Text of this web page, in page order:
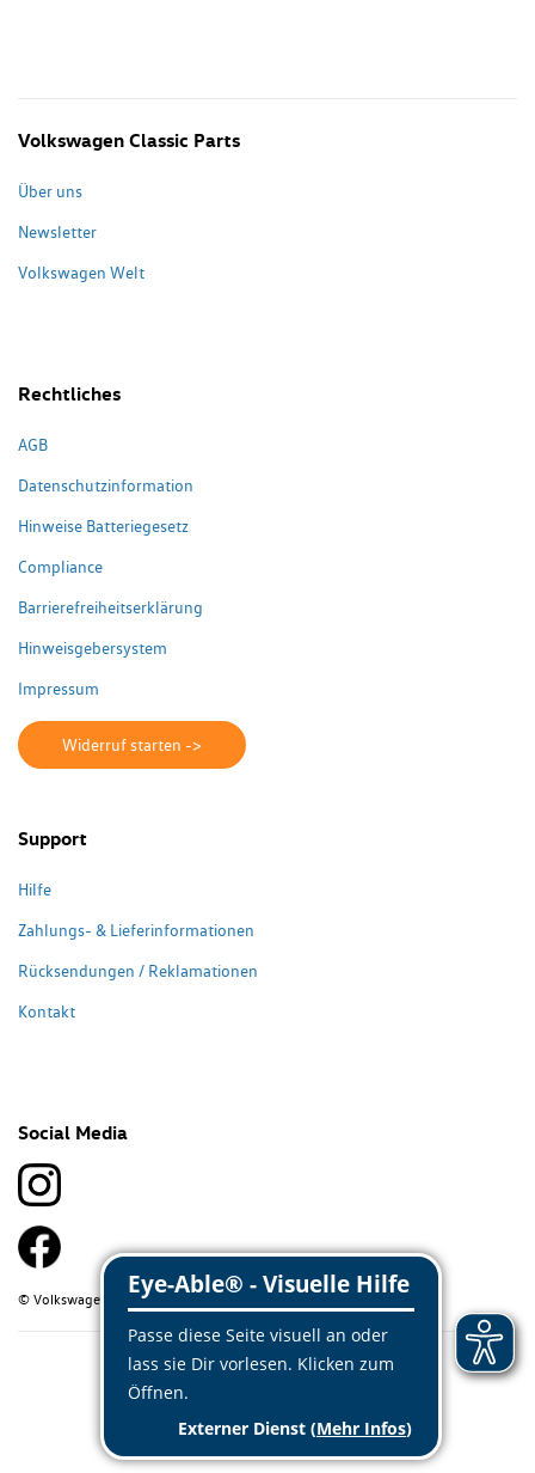
Volkswagen Classic Parts
Über uns
Newsletter
Volkswagen Welt
Rechtliches
AGB
Datenschutzinformation
Hinweise Batteriegesetz
Compliance
Barrierefreiheitserklärung
Hinweisgebersystem
Impressum
Widerruf starten ->
Support
Hilfe
Zahlungs- & Lieferinformationen
Rücksendungen / Reklamationen
Kontakt
Social Media
© Volkswagen Classic Parts 2026